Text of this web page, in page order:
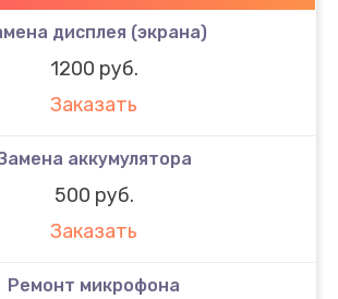
дисплея (экрана)
1200 руб.
Заказать
аккумулятора
500 руб.
Заказать
Ремонт микрофона